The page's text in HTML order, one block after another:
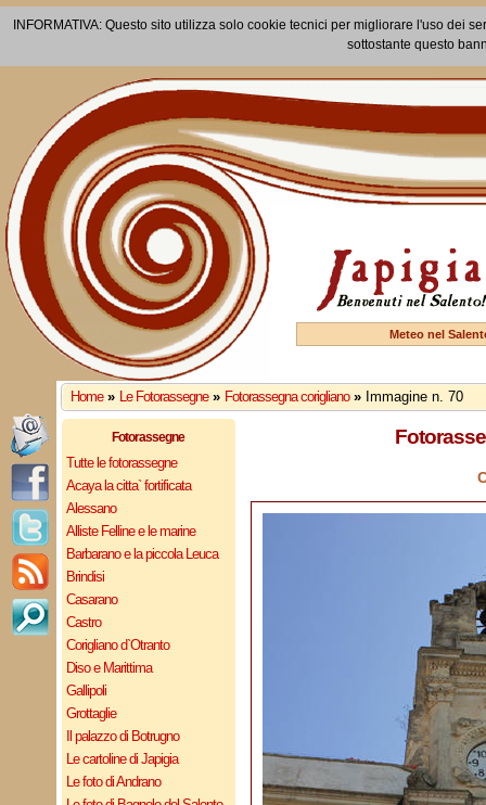
INFORMATIVA: Questo sito utilizza solo cookie tecnici per migliorare l'uso dei
sottostante questo
Meteo nel
Home » Le Fotorassegne » Fotorassegna corigliano » Immagine n. 70
Fotorassegne
Tutte le fotorassegne
Acaya la citta` fortificata
Alessano
Alliste Felline e le marine
Barbarano e la piccola Leuca
Brindisi
Casarano
Castro
Corigliano d`Otranto
Diso e Marittima
Gallipoli
Grottaglie
Il palazzo di Botrugno
Le cartoline di Japigia
Le foto di Andrano